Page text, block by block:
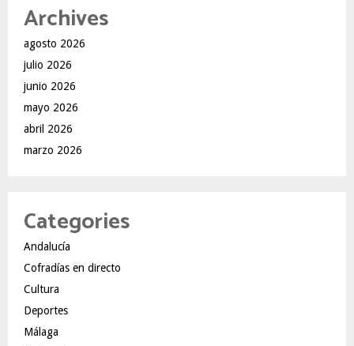
Archives
agosto 2026
julio 2026
junio 2026
mayo 2026
abril 2026
marzo 2026
Categories
Andalucía
Cofradías en directo
Cultura
Deportes
Málaga